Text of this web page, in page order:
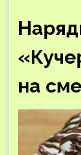
на